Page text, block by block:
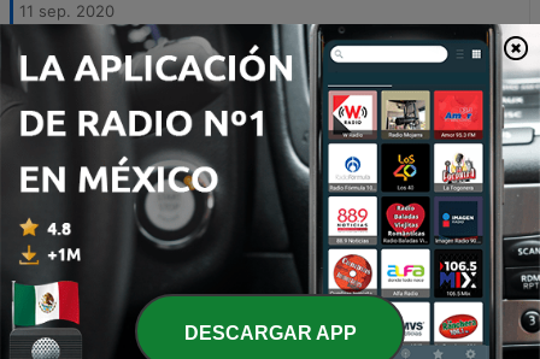
11 sep. 2020
6
5-¿Qué diría Jesús si no entiendes para qué sirve la
Biblia en tu vida?
4-👉 ¿Qué diría Jesús cuando dudas si la Biblia fue
cambiada? ¿Cómo fue preservada la Biblia?
07 mayo 2020
4 -
3-¿Qué diría Jesús si no confías en cómo se
escribió la Biblia?
30 abr. 2020
3 - ¿Qué es la Biblia?DESCARGAR APP